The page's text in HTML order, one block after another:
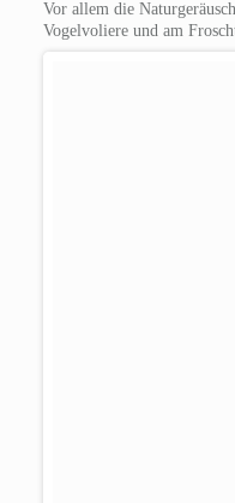
Vor allem die
Vogelvoliere und am